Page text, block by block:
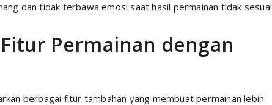
dan tidak terbawa emosi saat hasil permainan tidak sesuai
Permainan dengan
berbagai fitur tambahan yang membuat permainan lebih